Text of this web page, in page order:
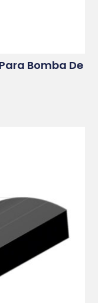
Bomba De